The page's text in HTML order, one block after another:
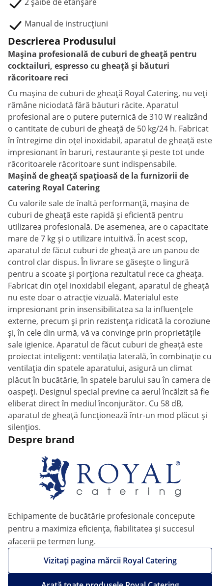
Manual de instrucțiuni
Descrierea Produsului
Mașina profesională de cuburi de gheață pentru
cocktailuri, espresso cu gheață și băuturi
răcoritoare reci
Cu mașina de cuburi de gheață Royal Catering, nu veți
rămâne niciodată fără băuturi răcite. Aparatul
profesional are o putere puternică de 310 W realizând
o cantitate de cuburi de gheață de 50 kg/24 h. Fabricat
în întregime din oțel inoxidabil, aparatul de gheață este
impresionant în baruri, restaurante și peste tot unde
răcoritoarele răcoritoare sunt indispensabile.
Mașină de gheață spațioasă de la furnizorii de
catering Royal Catering
Cu valorile sale de înaltă performanță, mașina de
cuburi de gheață este rapidă și eficientă pentru
utilizarea profesională. De asemenea, are o capacitate
mare de 7 kg și o utilizare intuitivă. În acest scop,
aparatul de făcut cuburi de gheață are un panou de
control clar dispus. În livrare se găsește o lingură
pentru a scoate și porționa rezultatul rece ca gheața.
Fabricat din oțel inoxidabil elegant, aparatul de gheață
nu este doar o atracție vizuală. Materialul este
impresionant prin insensibilitatea sa la influențele
externe, precum și prin rezistența ridicată la coroziune
și, în cele din urmă, vă va convinge prin proprietățile
sale igienice. Aparatul de făcut cuburi de gheață este
proiectat inteligent: ventilația laterală, în combinație cu
ventilația din spatele aparatului, asigură un climat
plăcut în bucătărie, în spatele barului sau în camera de
oaspeți. Designul special previne ca aerul încălzit să fie
eliberat direct în mediul înconjurător. Cu 58 dB,
aparatul de gheață funcționează într-un mod plăcut și
silențios.
Despre brand
Echipamente de bucătărie profesionale concepute
pentru a maximiza eficiența, fiabilitatea și succesul
afacerii pe termen lung.
Vizitați pagina mărcii Royal Catering